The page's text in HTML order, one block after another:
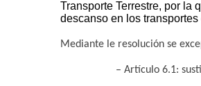
Transporte Terrestre, por la
descanso en los
Mediante le resolución se
– Artículo 6.1: